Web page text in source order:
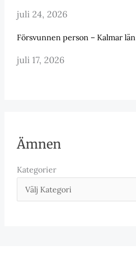
juli 24, 2026
Försvunnen person – Kalmar län
juli 17, 2026
Ämnen
Kategorier